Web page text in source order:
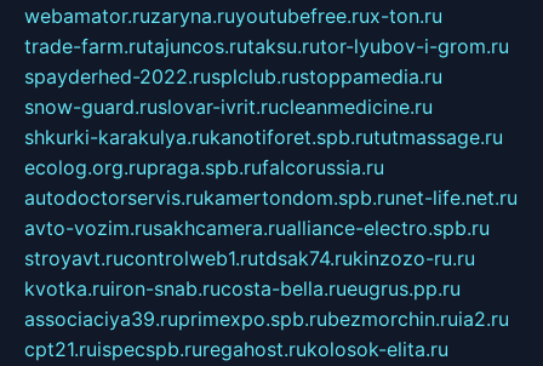
webamator.ruzaryna.ruyoutubefree.rux-ton.ru
trade-farm.rutajuncos.rutaksu.rutor-lyubov-i-grom.ru
spayderhed-2022.rusplclub.rustoppamedia.ru
snow-guard.ruslovar-ivrit.rucleanmedicine.ru
shkurki-karakulya.rukanotiforet.spb.rututmassage.ru
ecolog.org.rupraga.spb.rufalcorussia.ru
autodoctorservis.rukamertondom.spb.runet-life.net.ru
avto-vozim.rusakhcamera.rualliance-electro.spb.ru
stroyavt.rucontrolweb1.rutdsak74.rukinzozo-ru.ru
kvotka.ruiron-snab.rucosta-bella.rueugrus.pp.ru
associaciya39.ruprimexpo.spb.rubezmorchin.ruia2.ru
cpt21.ruispecspb.ruregahost.rukolosok-elita.ru